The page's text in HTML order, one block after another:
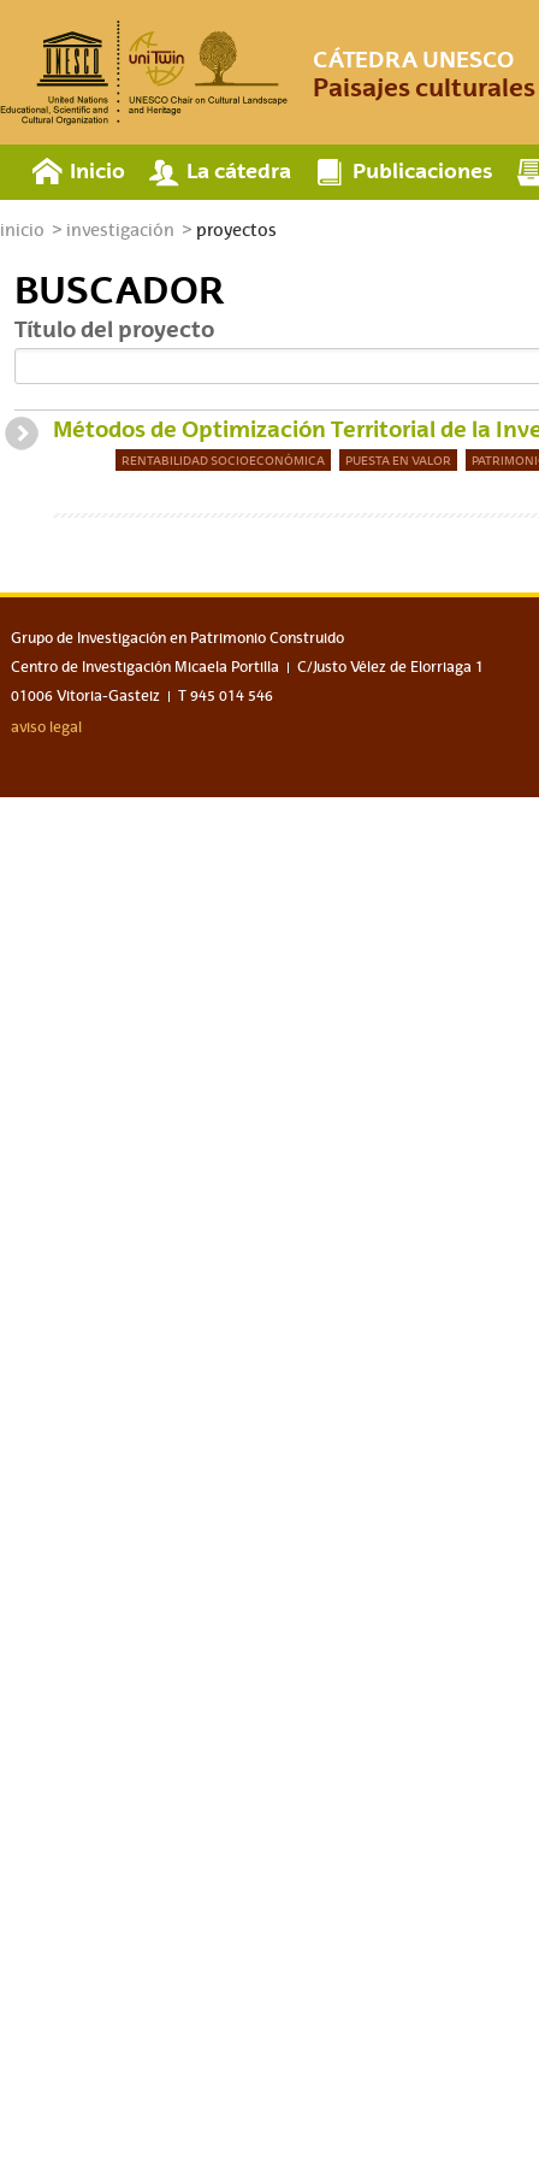
CÁTEDRA UNESCO
Paisajes
Inicio La cátedra Publicaciones
inicio investigación proyectos
BUSCADOR
Título del proyecto
Métodos de Optimización Territorial de la
PUESTA EN VALOR
RENTABILIDAD SOCIOECONÓMICA
Grupo de Investigación en Patrimonio Construido
Centro de Investigación Micaela Portilla
C/Justo Vélez de Elorriaga 1
01006 Vitoria-Gasteiz
T 945 014 546
aviso legal